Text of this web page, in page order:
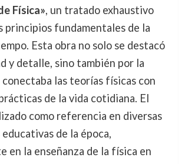
Física», un tratado exhaustivo
principios fundamentales de la
Esta obra no solo se destacó
y detalle, sino también por la
las teorías físicas con
de la vida cotidiana. El
como referencia en diversas
de la época,
en la enseñanza de la física en